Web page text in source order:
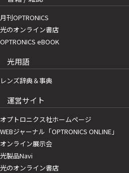
月刊OPTRONICS
光のオンライン書店
OPTRONICS eBOOK
光用語
レンズ辞典＆事典
運営サイト
オプトロニクス社ホームページ
WEBジャーナル「OPTRONICS ONLINE」
オンライン展示会
光製品Navi
光のオンライン書店